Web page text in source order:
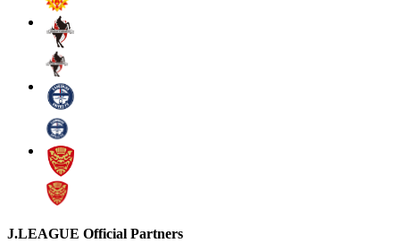
J.LEAGUE Official Partners